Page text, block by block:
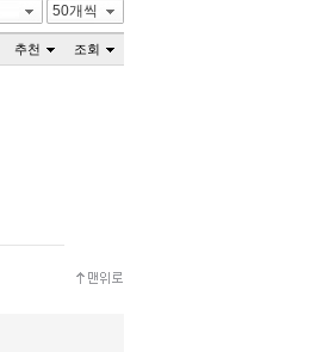
50개씩
추천 조회